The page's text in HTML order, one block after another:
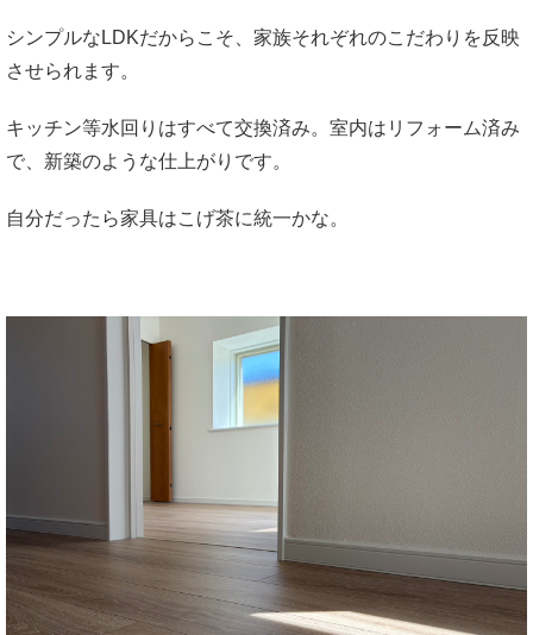
シンプルなLDKだからこそ、家族それぞれのこだわりを反映
させられます。
キッチン等水回りはすべて交換済み。室内はリフォーム済み
で、新築のような仕上がりです。
自分だったら家具はこげ茶に統一かな。